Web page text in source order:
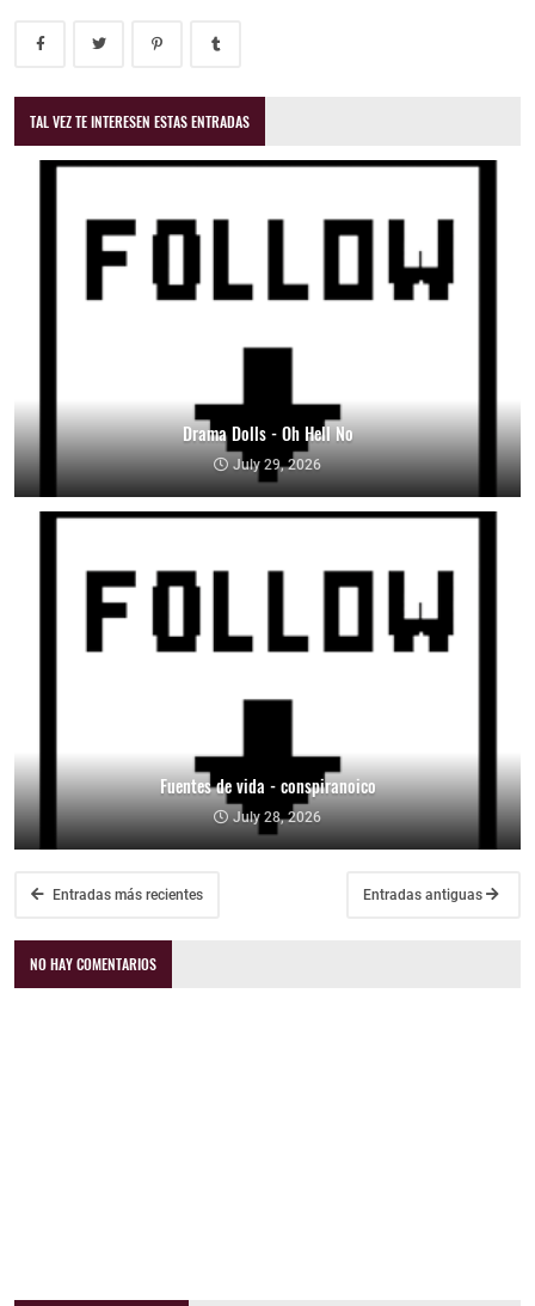
TAL VEZ TE INTERESEN ESTAS ENTRADAS
Drama Dolls - Oh Hell No
July 29, 2026
Fuentes de vida - conspiranoico
July 28, 2026
Entradas más recientes Entradas antiguas
NO HAY COMENTARIOS